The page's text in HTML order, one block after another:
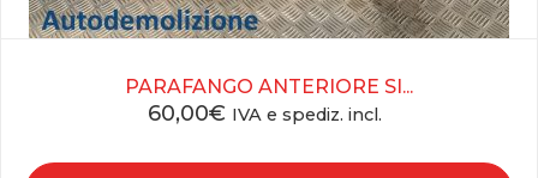
PARAFANGO ANTERIORE SI...
60,00€ IVA e spediz. incl.